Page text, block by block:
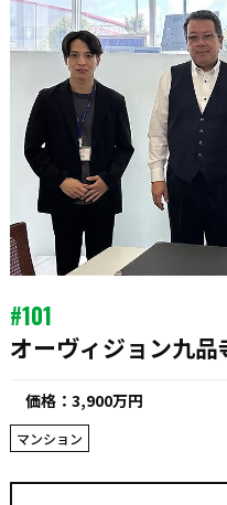
#101
オーヴィジョン九品
価格：3,900万円
マンション